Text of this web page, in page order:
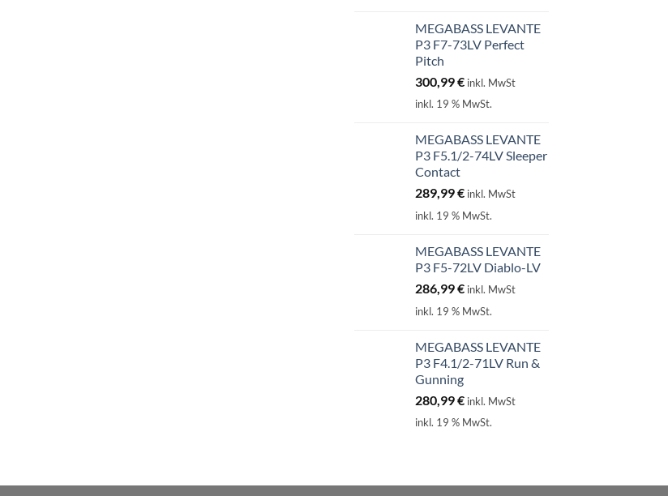
MEGABASS LEVANTE
P3 F7-73LV Perfect
Pitch
300,99€ inkl. MwSt
inkl. 19 % MwSt.
MEGABASS LEVANTE
P3 F5.1/2-74LV Sleeper
Contact
289,99€ inkl. MwSt
inkl. 19 % MwSt.
MEGABASS LEVANTE
P3 F5-72LV Diablo-LV
286,99€ inkl. MwSt
inkl. 19 % MwSt.
MEGABASS LEVANTE
P3 F4.1/2-71LV Run &
Gunning
280,99€ inkl. MwSt
inkl. 19 % MwSt.